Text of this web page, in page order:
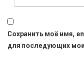
Сохранить моё имя,
для последующих